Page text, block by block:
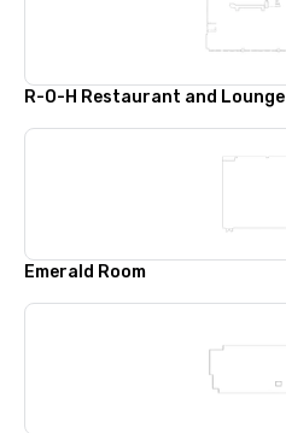
R-O-H Restaurant and Lounge
Emerald Room